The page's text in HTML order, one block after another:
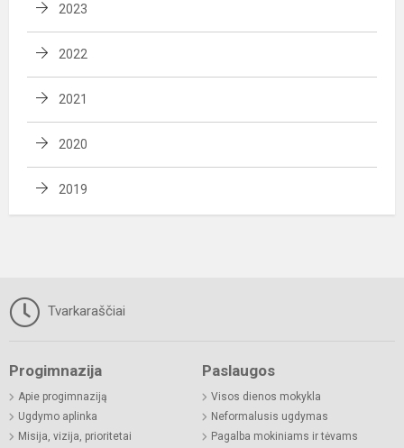
2023
2022
2021
2020
2019
Tvarkaraščiai
Progimnazija
Apie progimnaziją
Ugdymo aplinka
Misija, vizija, prioritetai
Paslaugos
Visos dienos mokykla
Neformalusis ugdymas
Pagalba mokiniams ir tėvams